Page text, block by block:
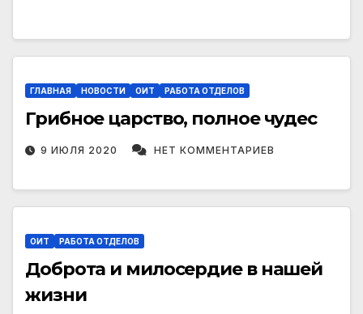
ГЛАВНАЯ НОВОСТИ ОИТ РАБОТА ОТДЕЛОВ
Грибное царство, полное чудес
9 ИЮЛЯ 2020 НЕТ КОММЕНТАРИЕВ
ОИТ РАБОТА ОТДЕЛОВ
Доброта и милосердие в нашей
жизни